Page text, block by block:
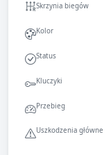
Skrzynia biegów
Kolor
Status
Kluczyki
Przebieg
Uszkodzenia główne